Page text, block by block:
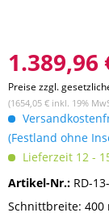
1.389,96
Preise zzgl.
(1654,05 € inkl. 19%
(Festland ohne
Lieferzeit 12 -
Artikel-Nr.: RD-
Schnittbreite: 400